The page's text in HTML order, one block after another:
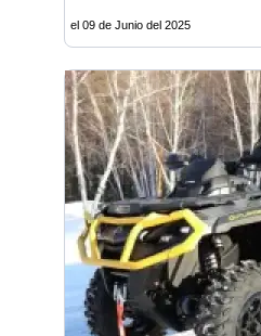
el 09 de Junio del 2025